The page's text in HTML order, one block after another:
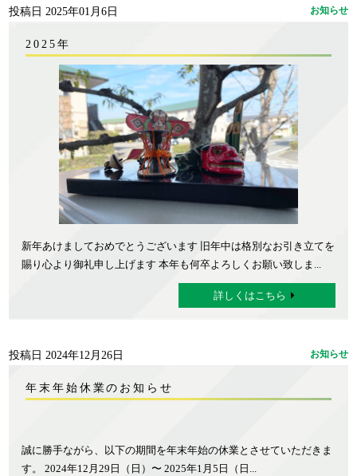
投稿日 2025年01月6日 お知らせ
2025年
新年あけましておめでとうございます 旧年中は格別なお引き立てを
賜り心より御礼申し上げます 本年も何卒よろしくお願い致しま...
詳しくはこちら
投稿日 2024年12月26日 お知らせ
年末年始休業のお知らせ
誠に勝手ながら、以下の期間を年末年始の休業とさせていただきま
す。 2024年12月29日（日）〜 2025年1月5日（日...